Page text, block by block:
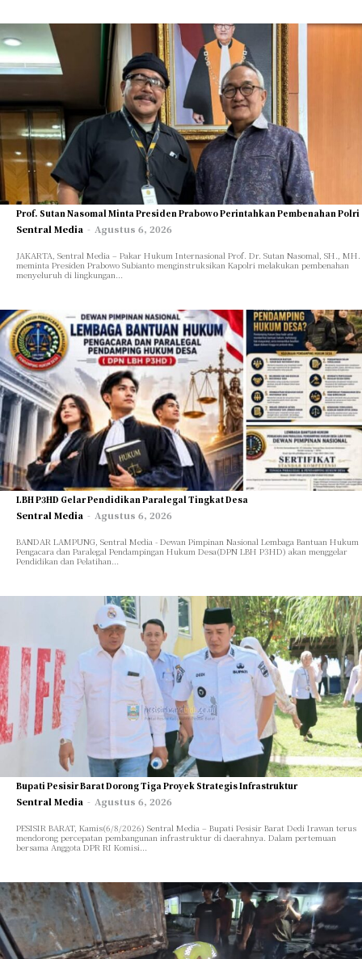
Prof. Sutan Nasomal Minta Presiden Prabowo Perintahkan Pembenahan Polri
Sentral Media - Agustus 6, 2026
JAKARTA, Sentral Media – Pakar Hukum Internasional Prof. Dr. Sutan Nasomal, SH., MH.
meminta Presiden Prabowo Subianto menginstruksikan Kapolri melakukan pembenahan
menyeluruh di lingkungan...
LBH P3HD Gelar Pendidikan Paralegal Tingkat Desa
Sentral Media - Agustus 6, 2026
BANDAR LAMPUNG, Sentral Media - Dewan Pimpinan Nasional Lembaga Bantuan Hukum
Pengacara dan Paralegal Pendampingan Hukum Desa(DPN LBH P3HD) akan menggelar
Pendidikan dan Pelatihan...
Bupati Pesisir Barat Dorong Tiga Proyek Strategis Infrastruktur
Sentral Media - Agustus 6, 2026
PESISIR BARAT, Kamis(6/8/2026) Sentral Media – Bupati Pesisir Barat Dedi Irawan terus
mendorong percepatan pembangunan infrastruktur di daerahnya. Dalam pertemuan
bersama Anggota DPR RI Komisi...